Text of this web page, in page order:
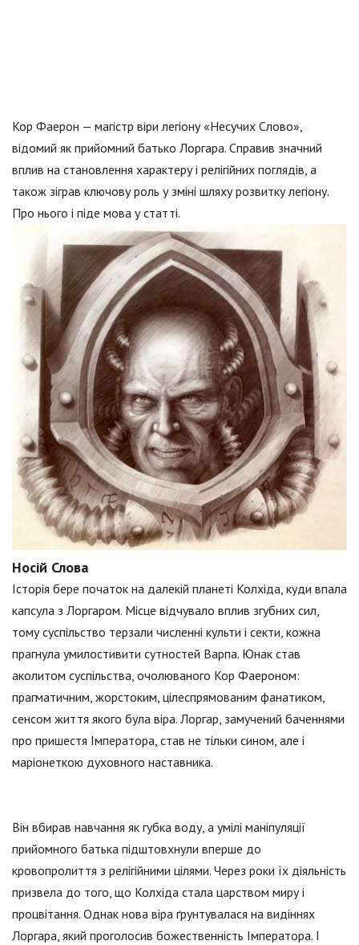
Кор Фаерон — магістр віри легіону «Несучих Слово»,
відомий як прийомний батько Лоргара. Справив значний
вплив на становлення характеру і релігійних поглядів, а
також зіграв ключову роль у зміні шляху розвитку легіону.
Про нього і піде мова у статті.
Носій Слова
Історія бере початок на далекій планеті Колхіда, куди впала
капсула з Лоргаром. Місце відчувало вплив згубних сил,
тому суспільство терзали численні культи і секти, кожна
прагнула умилостивити сутностей Варпа. Юнак став
аколитом суспільства, очолюваного Кор Фаероном:
прагматичним, жорстоким, цілеспрямованим фанатиком,
сенсом життя якого була віра. Лоргар, замучений баченнями
про пришестя Імператора, став не тільки сином, але і
маріонеткою духовного наставника.
Він вбирав навчання як губка воду, а умілі маніпуляції
прийомного батька підштовхнули вперше до
кровопролиття з релігійними цілями. Через роки їх діяльність
призвела до того, що Колхіда стала царством миру і
процвітання. Однак нова віра ґрунтувалася на видіннях
Лоргара, який проголосив божественність Імператора. І